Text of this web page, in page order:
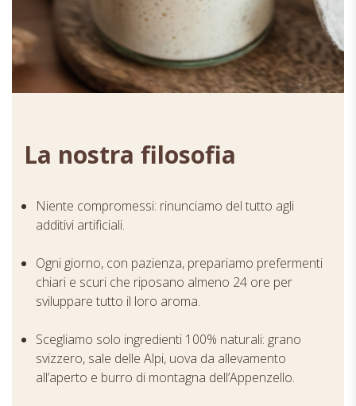
La nostra filosofia
Niente compromessi: rinunciamo del tutto agli
additivi artificiali.
Ogni giorno, con pazienza, prepariamo prefermenti
chiari e scuri che riposano almeno 24 ore per
sviluppare tutto il loro aroma.
Scegliamo solo ingredienti 100% naturali: grano
svizzero, sale delle Alpi, uova da allevamento
all’aperto e burro di montagna dell’Appenzello.